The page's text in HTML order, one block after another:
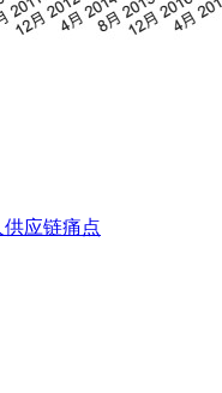
应链痛点